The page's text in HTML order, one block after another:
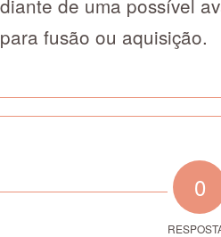
diante de uma possível
para fusão ou aquisição.
0